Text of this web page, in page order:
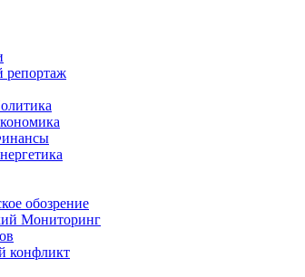
репортаж
обозрение
Мониторинг
конфликт